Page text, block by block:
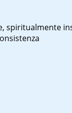
spiritualmente